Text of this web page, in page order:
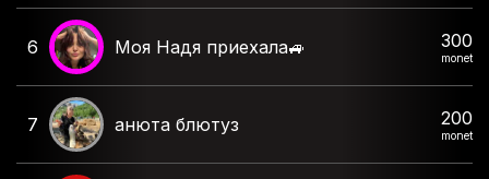
6 Моя Надя приехала🚙 300
monet
7 анюта блютуз 200
monet